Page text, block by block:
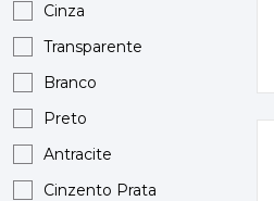
Cinza
Transparente
Branco
Preto
Antracite
Cinzento Prata